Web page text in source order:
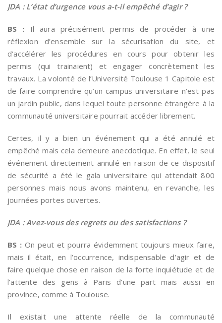
JDA : L’état d’urgence vous a-t-il empêché d’agir ?
BS : Il aura précisément permis de procéder à une
réflexion d’ensemble sur la sécurisation du site, et
d’accélérer les procédures en cours pour obtenir les
permis (qui trainaient) et engager concrètement les
travaux. La volonté de l’Université Toulouse 1 Capitole est
de faire comprendre qu’un campus universitaire n’est pas
un jardin public, dans lequel toute personne étrangère à la
communauté universitaire pourrait accéder librement.
Certes, il y a bien un événement qui a été annulé et
empêché mais cela demeure anecdotique. En effet, le seul
événement directement annulé en raison de ce dispositif
de sécurité a été le gala universitaire qui attendait 800
personnes mais nous avons maintenu, en revanche, les
journées portes ouvertes.
JDA : Avez-vous des regrets ou des satisfactions ?
BS :On peut et pourra évidemment toujours mieux faire,
mais il était, en l’occurrence, indispensable d’agir et de
faire quelque chose en raison de la forte inquiétude et de
l’attente des gens à Paris d’une part mais aussi en
province, comme à Toulouse.
Il existait une attente réelle de la communauté